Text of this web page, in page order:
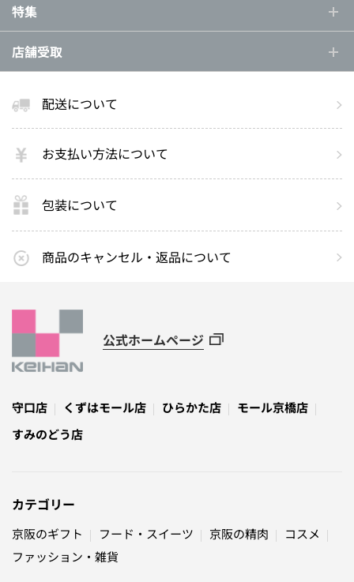
特集
店舗受取
配送について
お支払い方法について
包装について
商品のキャンセル・返品について
公式ホームページ
守口店 くずはモール店 ひらかた店
モール京橋店
すみのどう店
カテゴリー
京阪のギフト フード・スイーツ 京阪の精肉
コスメ
ファッション・雑貨